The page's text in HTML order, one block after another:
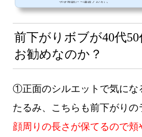
です気軽にご連絡ください。
前下がりボブが40代
お勧めなのか？
①正面のシルエットで気にな
たるみ、こちらも前下がりの
顔周りの長さが保てるので頬